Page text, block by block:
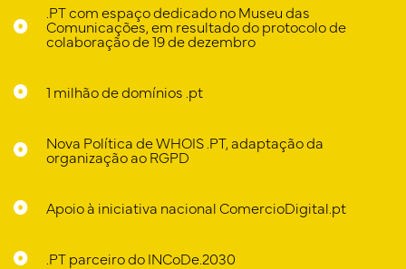
.PT com espaço dedicado no Museu das
Comunicações, em resultado do protocolo de
colaboração de 19 de dezembro
1 milhão de domínios .pt
Nova Política de WHOIS .PT, adaptação da
organização ao RGPD
Apoio à iniciativa nacional ComercioDigital.pt
.PT parceiro do INCoDe.2030